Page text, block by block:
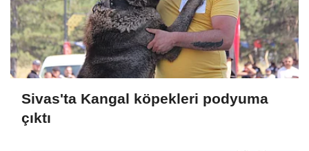
Sivas'ta Kangal köpekleri podyuma
çıktı